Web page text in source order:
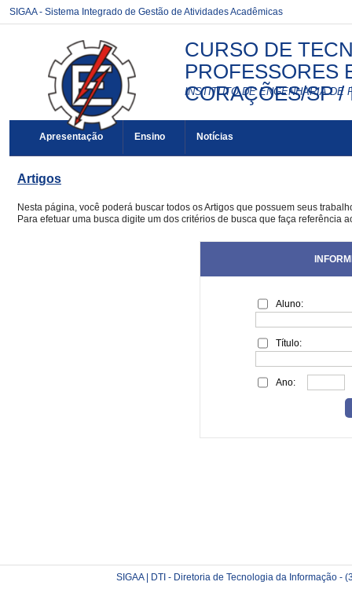
SIGAA - Sistema Integrado de Gestão de Atividades Acadêmicas
CURSO DE
PROFESSORES
CORAÇÕES/SP /
INSTITUTO DE ENGENHARIA DE
Apresentação Ensino Notícias
Artigos
Nesta página, você poderá buscar todos os Artigos que possuem seus
Para efetuar uma busca digite um dos critérios de busca que faça referência
Aluno:
Título:
Ano:
SIGAA | DTI - Diretoria de Tecnologia da Informação